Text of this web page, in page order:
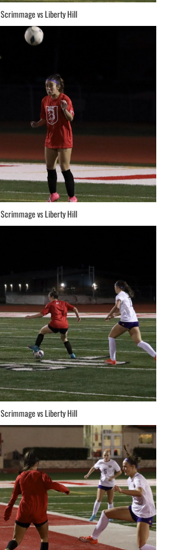
Scrimmage vs Liberty Hill
Scrimmage vs Liberty Hill
Scrimmage vs Liberty Hill